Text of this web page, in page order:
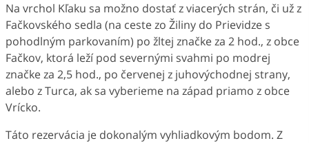
Na vrchol Kľaku sa možno dostať z viacerých strán, či už z
Fačkovského sedla (na ceste zo Žiliny do Prievidze s
pohodlným parkovaním) po žltej značke za 2 hod., z obce
Fačkov, ktorá leží pod severnými svahmi po modrej
značke za 2,5 hod., po červenej z juhovýchodnej strany,
alebo z Turca, ak sa vyberieme na západ priamo z obce
Vrícko.
Táto rezervácia je dokonalým vyhliadkovým bodom. Z